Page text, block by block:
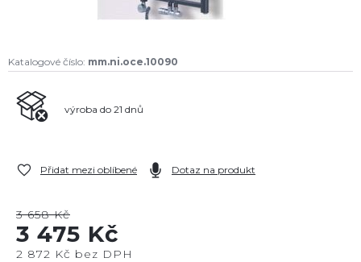
Katalogové číslo: mm.ni.oce.10090
výroba do 21 dnů
Přidat mezi oblíbené Dotaz na produkt
3 658 Kč
3 475 Kč
2 872 Kč bez DPH